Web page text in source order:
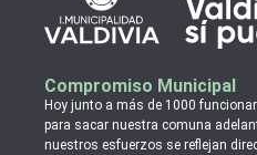
Compromiso Municipal
Hoy junto a más de 1000
para sacar nuestra comuna
nuestros esfuerzos se reflejan